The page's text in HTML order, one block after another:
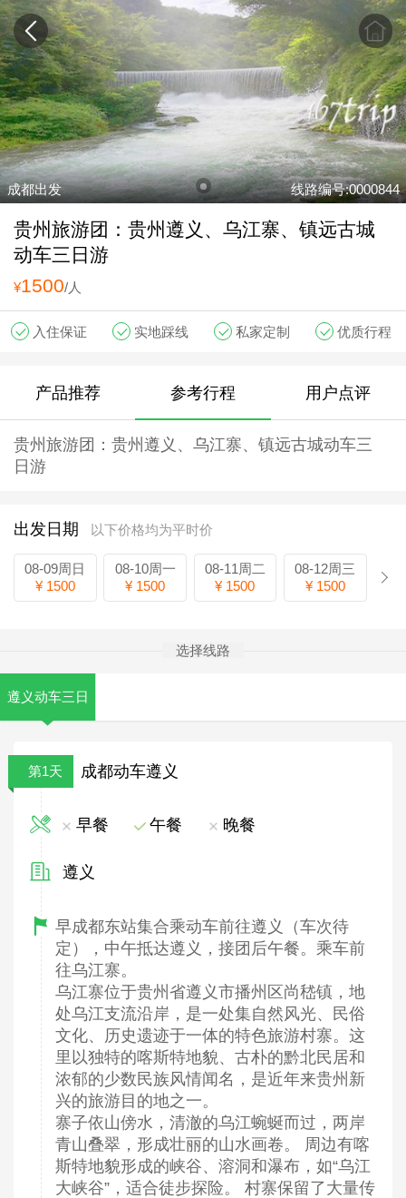
成都出发 线路编号:0000844
贵州旅游团：贵州遵义、乌江寨、镇远古城
动车三日游
¥1500/人
入住保证 实地踩线 私家定制 优质行程
产品推荐 参考行程 用户点评
贵州旅游团：贵州遵义、乌江寨、镇远古城动车三
日游
出发日期 以下价格均为平时价
08-09周日
¥ 1500
08-10周一
¥ 1500
08-11周二
¥ 1500
08-12周三
¥ 1500
选择线路
遵义动车三日
第1天 成都动车遵义
早餐 午餐 晚餐
遵义
早成都东站集合乘动车前往遵义（车次待
定），中午抵达遵义，接团后午餐。乘车前
往乌江寨。
乌江寨位于贵州省遵义市播州区尚嵇镇，地
处乌江支流沿岸，是一处集自然风光、民俗
文化、历史遗迹于一体的特色旅游村寨。这
里以独特的喀斯特地貌、古朴的黔北民居和
浓郁的少数民族风情闻名，是近年来贵州新
兴的旅游目的地之一。
寨子依山傍水，清澈的乌江蜿蜒而过，两岸
青山叠翠，形成壮丽的山水画卷。 周边有喀
斯特地貌形成的峡谷、溶洞和瀑布，如“乌江
大峡谷”，适合徒步探险。 村寨保留了大量传